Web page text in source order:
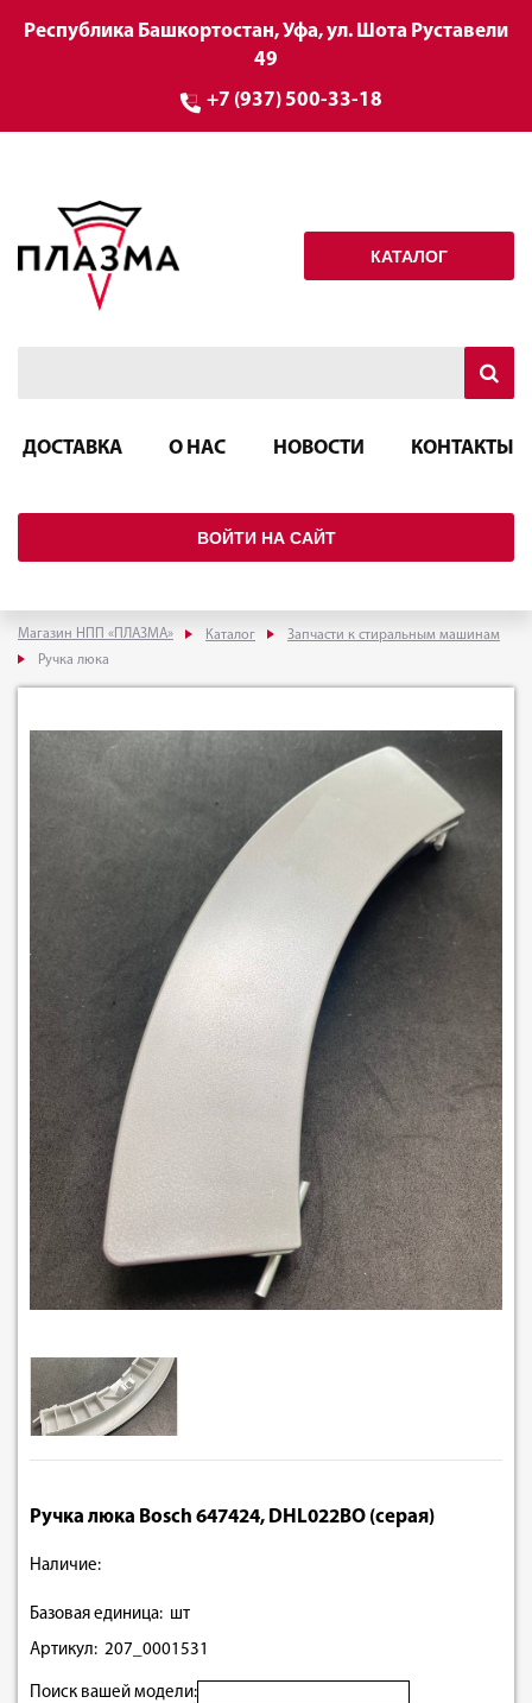
Республика Башкортостан, Уфа, ул. Шота Руставели
49
+7 (937) 500-33-18
КАТАЛОГ
ДОСТАВКА О НАС НОВОСТИ КОНТАКТЫ
ВОЙТИ НА САЙТ
Магазин НПП «ПЛАЗМА» Каталог
Запчасти к стиральным машинам
Ручка люка
Ручка люка Bosch 647424, DHL022BO (серая)
Наличие:
Базовая единица: шт
Артикул: 207_0001531
Поиск вашей модели: